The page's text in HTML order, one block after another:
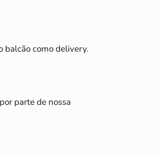
balcão como delivery.
parte de nossa